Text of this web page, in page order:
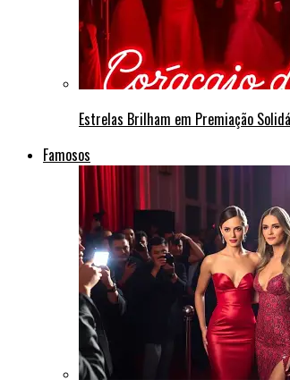
Estrelas Brilham em Premiação
Famosos